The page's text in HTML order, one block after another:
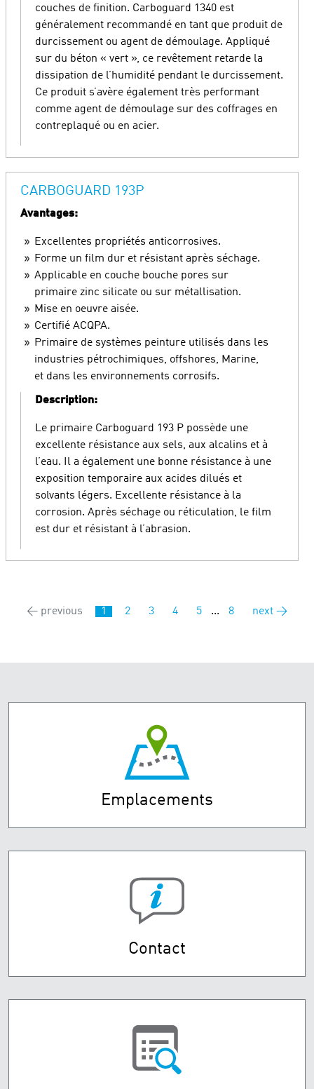
couches de finition. Carboguard 1340 est
généralement recommandé en tant que produit de
durcissement ou agent de démoulage. Appliqué
sur du béton « vert », ce revêtement retarde la
dissipation de l’humidité pendant le durcissement.
Ce produit s’avère également très performant
comme agent de démoulage sur des coffrages en
contreplaqué ou en acier.
CARBOGUARD 193P
Avantages:
Excellentes propriétés anticorrosives.
Forme un film dur et résistant après séchage.
Applicable en couche bouche pores sur
primaire zinc silicate ou sur métallisation.
Mise en oeuvre aisée.
Certifié ACQPA.
Primaire de systèmes peinture utilisés dans les
industries pétrochimiques, offshores, Marine,
et dans les environnements corrosifs.
Description:
Le primaire Carboguard 193 P possède une
excellente résistance aux sels, aux alcalins et à
l’eau. Il a également une bonne résistance à une
exposition temporaire aux acides dilués et
solvants légers. Excellente résistance à la
corrosion. Après séchage ou réticulation, le film
est dur et résistant à l’abrasion.
← previous 1 2 3 4 5 ... 8 next →
Emplacements
Contact